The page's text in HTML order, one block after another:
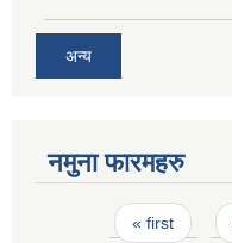
अन्य
नमुना फारमहरु
Pages« first